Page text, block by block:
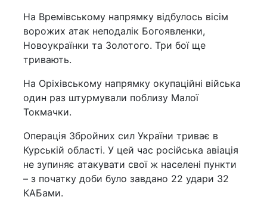
На Времівському напрямку відбулось вісім
ворожих атак неподалік Богоявленки,
Новоукраїнки та Золотого. Три бої ще
тривають.
На Оріхівському напрямку окупаційні війська
один раз штурмували поблизу Малої
Токмачки.
Операція Збройних сил України триває в
Курській області. У цей час російська авіація
не зупиняє атакувати свої ж населені пункти
– з початку доби було завдано 22 удари 32
КАБами.